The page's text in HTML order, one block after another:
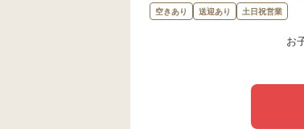
空きあり 送迎あり 土日祝営業
お